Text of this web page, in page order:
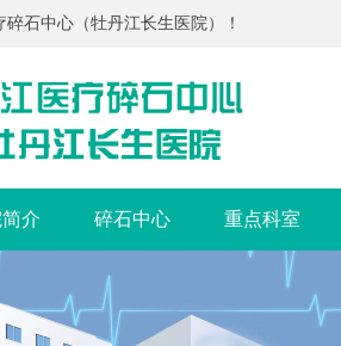
石中心（牡丹江长生医院）！
介 碎石中心 重点科室